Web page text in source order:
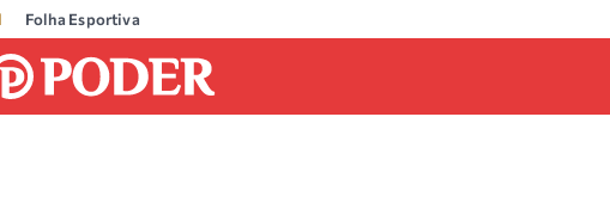
Folha Esportiva